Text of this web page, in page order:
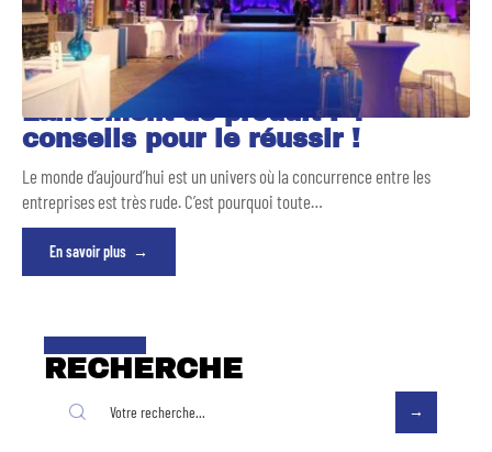
Lancement de produit : 4
conseils pour le réussir !
Le monde d’aujourd’hui est un univers où la concurrence entre les
entreprises est très rude. C’est pourquoi toute…
En savoir plus
RECHERCHE